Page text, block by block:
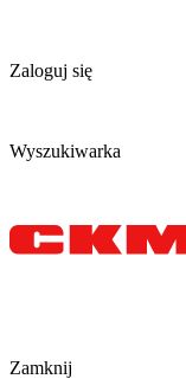
Zaloguj się
Wyszukiwarka
Zamknij